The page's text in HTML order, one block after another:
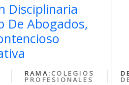
Disciplinaria
De Abogados,
RAMA: COLEGIOS
PROFESIONALES